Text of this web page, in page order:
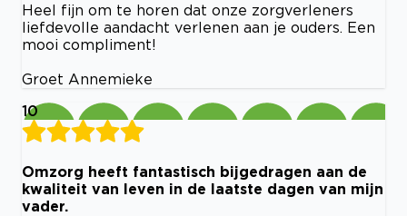
Heel fijn om te horen dat onze zorgverleners
liefdevolle aandacht verlenen aan je ouders. Een
mooi compliment!
Groet Annemieke
10
Omzorg heeft fantastisch bijgedragen aan de
kwaliteit van leven in de laatste dagen van mijn
vader.